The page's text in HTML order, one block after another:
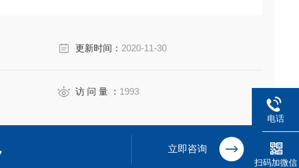
更新时间： 2020-11-30
访 问 量 ： 1993
立即咨询
电话
扫码加微信